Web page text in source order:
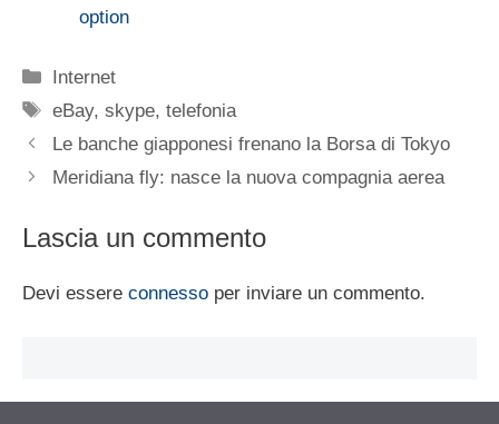
option
Categorie
Internet
Tag
eBay,skype,telefonia
Le banche giapponesi frenano la Borsa di Tokyo
Meridiana fly: nasce la nuova compagnia aerea
Lascia un commento
Devi essere connesso per inviare un commento.